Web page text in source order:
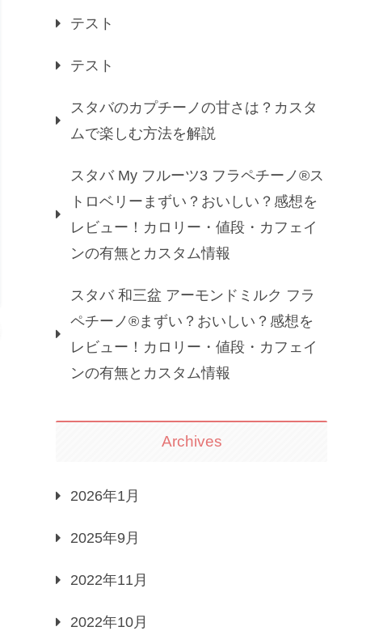
テスト
テスト
スタバのカプチーノの甘さは？カスタ
ムで楽しむ方法を解説
スタバ My フルーツ3 フラペチーノ®ス
トロベリーまずい？おいしい？感想を
レビュー！カロリー・値段・カフェイ
ンの有無とカスタム情報
スタバ 和三盆 アーモンドミルク フラ
ペチーノ®まずい？おいしい？感想を
レビュー！カロリー・値段・カフェイ
ンの有無とカスタム情報
Archives
2026年1月
2025年9月
2022年11月
2022年10月